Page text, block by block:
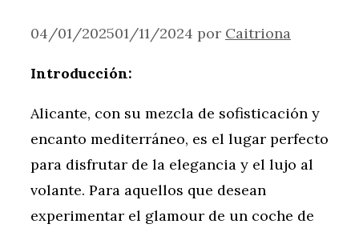
04/01/202501/11/2024 por Caitriona
Introducción:
Alicante, con su mezcla de sofisticación y
encanto mediterráneo, es el lugar perfecto
para disfrutar de la elegancia y el lujo al
volante. Para aquellos que desean
experimentar el glamour de un coche de